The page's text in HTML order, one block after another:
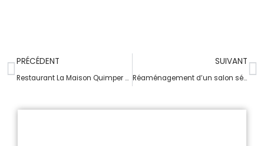
PRÉCÉDENT
Restaurant La Maison Quimper 2/2 (2ème étage)
SUIVANT
Réaménagement d’un salon séjour / cuisine à Quimper